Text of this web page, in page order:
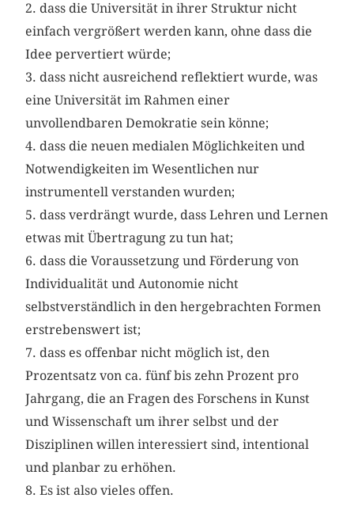
2. dass die Universität in ihrer Struktur nicht
einfach vergrößert werden kann, ohne dass die
Idee pervertiert würde;
3. dass nicht ausreichend reflektiert wurde, was
eine Universität im Rahmen einer
unvollendbaren Demokratie sein könne;
4. dass die neuen medialen Möglichkeiten und
Notwendigkeiten im Wesentlichen nur
instrumentell verstanden wurden;
5. dass verdrängt wurde, dass Lehren und Lernen
etwas mit Übertragung zu tun hat;
6. dass die Voraussetzung und Förderung von
Individualität und Autonomie nicht
selbstverständlich in den hergebrachten Formen
erstrebenswert ist;
7. dass es offenbar nicht möglich ist, den
Prozentsatz von ca. fünf bis zehn Prozent pro
Jahrgang, die an Fragen des Forschens in Kunst
und Wissenschaft um ihrer selbst und der
Disziplinen willen interessiert sind, intentional
und planbar zu erhöhen.
8. Es ist also vieles offen.